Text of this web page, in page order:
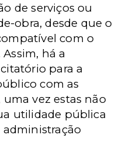
de serviços ou
obra, desde que o
com o
há a
para a
com as
vez estas não
utilidade pública